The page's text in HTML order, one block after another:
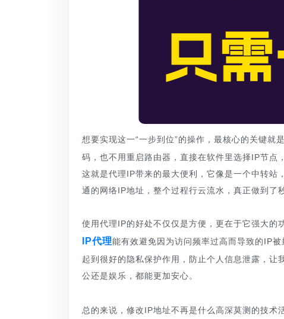
想要实现这一“一步到位”的操作，最核心的关键就
码，也不用重启路由器，直接在软件里选择IP节点
这就是代理IP带来的最大便利，它像是一个中转站
通的网络IP地址，整个过程行云流水，真正做到了
使用代理IP的好处不仅仅是方便，更在于它强大的
IP代理能有效避免因为访问频率过高而导致的IP
起到很好的隐私保护作用，防止个人信息泄露，让
公还是娱乐，都能更加安心。
总的来说，修改IP地址不再是什么高深莫测的技术